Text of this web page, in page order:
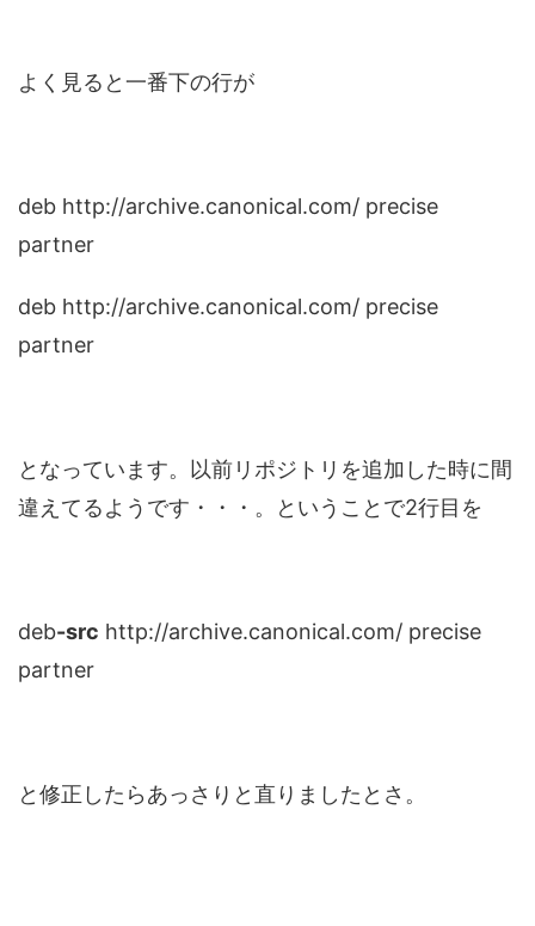
よく見ると一番下の行が
deb http://archive.canonical.com/ precise
partner
deb http://archive.canonical.com/ precise
partner
となっています。以前リポジトリを追加した時に間
違えてるようです・・・。ということで2行目を
deb-src http://archive.canonical.com/ precise
partner
と修正したらあっさりと直りましたとさ。